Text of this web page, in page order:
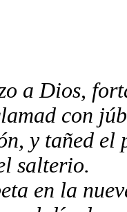
a Dios,
con
y tañed el
salterio.
en la